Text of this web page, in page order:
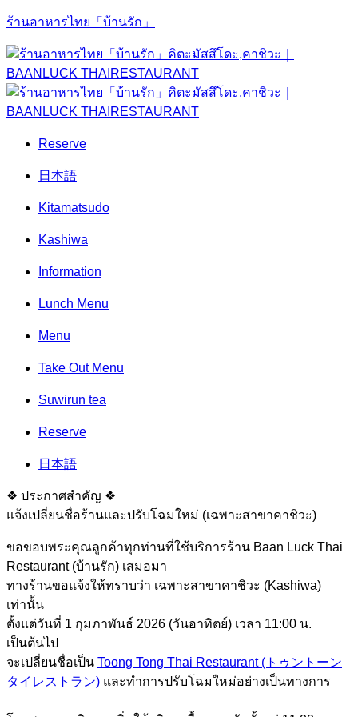
ร้านอาหารไทย「บ้านรัก」
Reserve
日本語
Kitamatsudo
Kashiwa
Information
Lunch Menu
Menu
Take Out Menu
Suwirun tea
Reserve
日本語
❖ ประกาศสำคัญ ❖
แจ้งเปลี่ยนชื่อร้านและปรับโฉมใหม่ (เฉพาะสาขาคาชิวะ)
ขอขอบพระคุณลูกค้าทุกท่านที่ใช้บริการร้าน Baan Luck Thai
Restaurant (บ้านรัก) เสมอมา
ทางร้านขอแจ้งให้ทราบว่า เฉพาะสาขาคาชิวะ (Kashiwa)
เท่านั้น
ตั้งแต่วันที่ 1 กุมภาพันธ์ 2026 (วันอาทิตย์) เวลา 11:00 น.
เป็นต้นไป
จะเปลี่ยนชื่อเป็น Toong Tong Thai Restaurant (トゥントーン
タイレストラン) และทำการปรับโฉมใหม่อย่างเป็นทางการ